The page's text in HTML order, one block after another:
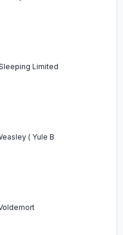
Limited
( Yule B